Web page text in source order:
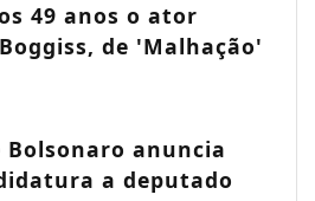
49 anos o ator
de 'Malhação'
Bolsonaro anuncia
a deputado